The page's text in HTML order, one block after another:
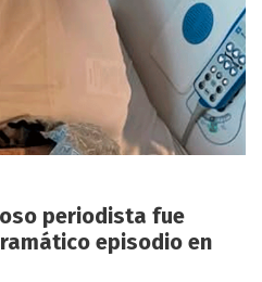
periodista fue
episodio en